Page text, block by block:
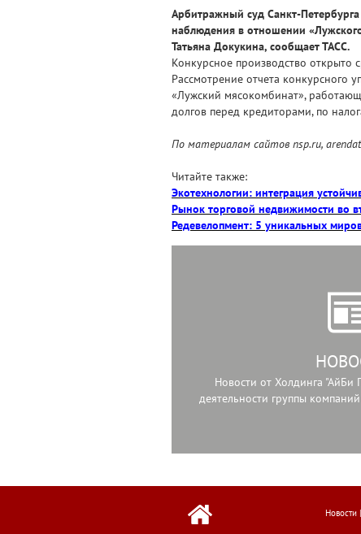
Арбитражный суд Санкт-
наблюдения в отношении
Татьяна Докукина, сообщает ТАСС.
Конкурсное производство
Рассмотрение отчета конкурсного
«Лужский мясокомбинат»,
долгов перед кредиторами, по
По материалам сайтов nsp.ru,
Читайте также:
Экотехнологии: интеграция
Рынок торговой недвижимости во
Редевелопмент: 5 уникальных
Новости от Холдинга
деятельности группы
Новости |